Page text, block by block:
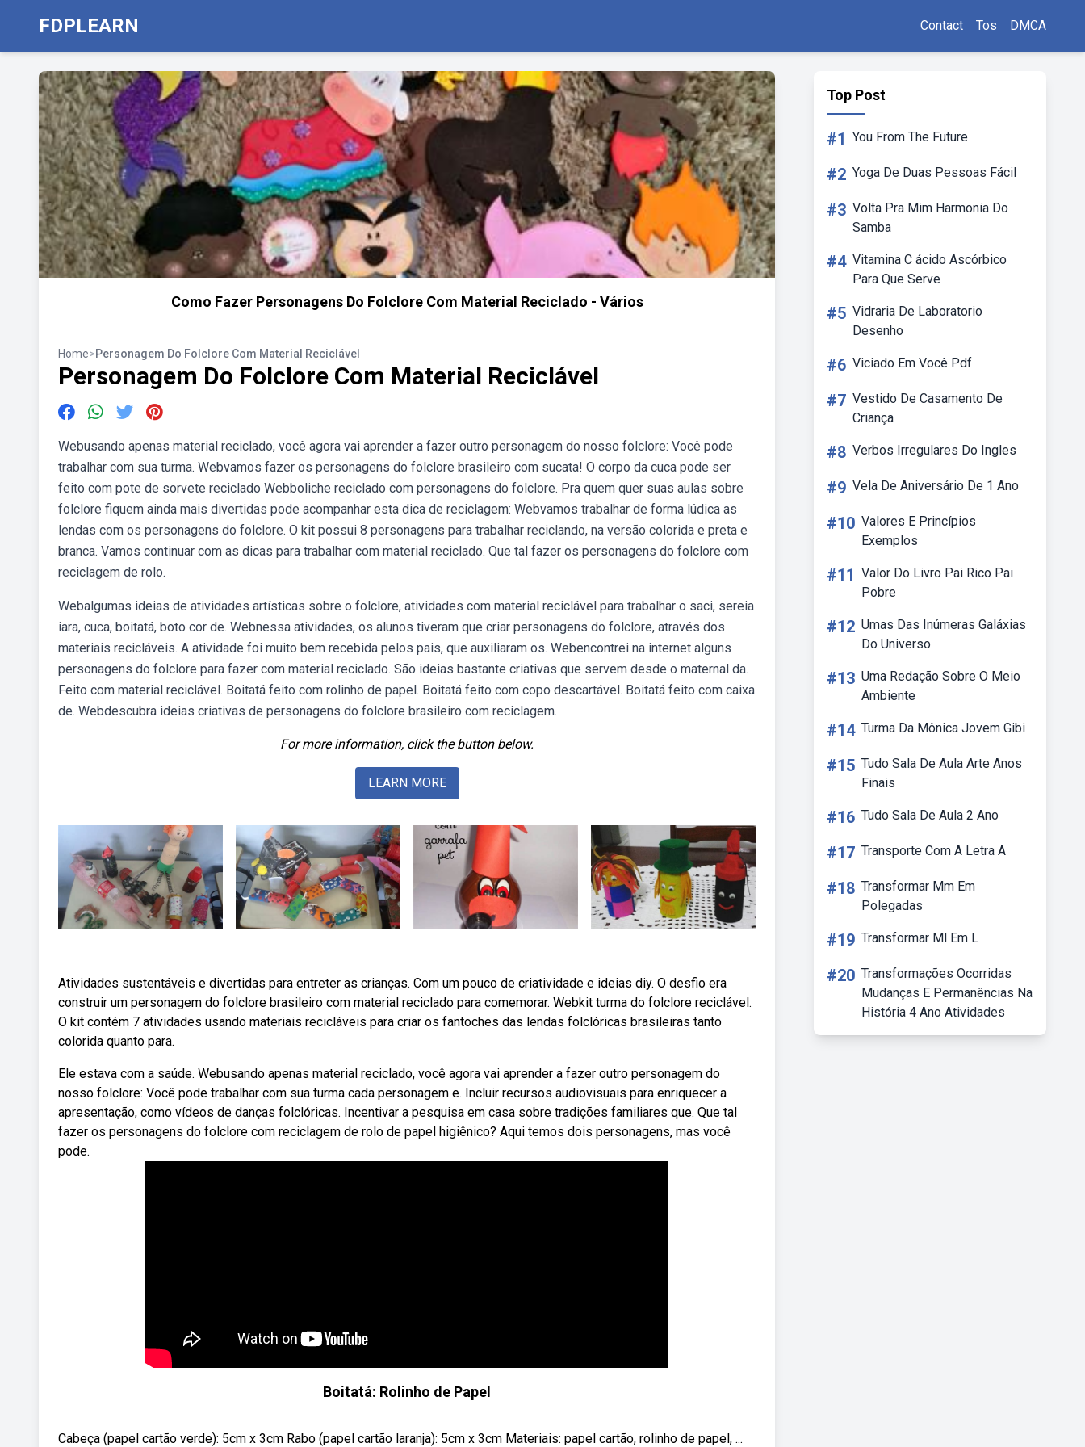
FDPLEARN Contact Tos DMCA
Como Fazer Personagens Do Folclore Com Material Reciclado - Vários
Home>Personagem Do Folclore Com Material Reciclável
Personagem Do Folclore Com Material Reciclável
Webusando apenas material reciclado, você agora vai aprender a fazer outro personagem do nosso folclore: Você pode
trabalhar com sua turma. Webvamos fazer os personagens do folclore brasileiro com sucata! O corpo da cuca pode ser
feito com pote de sorvete reciclado Webboliche reciclado com personagens do folclore. Pra quem quer suas aulas sobre
folclore fiquem ainda mais divertidas pode acompanhar esta dica de reciclagem: Webvamos trabalhar de forma lúdica as
lendas com os personagens do folclore. O kit possui 8 personagens para trabalhar reciclando, na versão colorida e preta e
branca. Vamos continuar com as dicas para trabalhar com material reciclado. Que tal fazer os personagens do folclore com
reciclagem de rolo.
Webalgumas ideias de atividades artísticas sobre o folclore, atividades com material reciclável para trabalhar o saci, sereia
iara, cuca, boitatá, boto cor de. Webnessa atividades, os alunos tiveram que criar personagens do folclore, através dos
materiais recicláveis. A atividade foi muito bem recebida pelos pais, que auxiliaram os. Webencontrei na internet alguns
personagens do folclore para fazer com material reciclado. São ideias bastante criativas que servem desde o maternal da.
Feito com material reciclável. Boitatá feito com rolinho de papel. Boitatá feito com copo descartável. Boitatá feito com caixa
de. Webdescubra ideias criativas de personagens do folclore brasileiro com reciclagem.
For more information, click the button below.
LEARN MORE
Atividades sustentáveis e divertidas para entreter as crianças. Com um pouco de criatividade e ideias diy. O desfio era
construir um personagem do folclore brasileiro com material reciclado para comemorar. Webkit turma do folclore reciclável.
O kit contém 7 atividades usando materiais recicláveis para criar os fantoches das lendas folclóricas brasileiras tanto
colorida quanto para.
Ele estava com a saúde. Webusando apenas material reciclado, você agora vai aprender a fazer outro personagem do
nosso folclore: Você pode trabalhar com sua turma cada personagem e. Incluir recursos audiovisuais para enriquecer a
apresentação, como vídeos de danças folclóricas. Incentivar a pesquisa em casa sobre tradições familiares que. Que tal
fazer os personagens do folclore com reciclagem de rolo de papel higiênico? Aqui temos dois personagens, mas você
pode.
Boitatá: Rolinho de Papel
Cabeça (papel cartão verde): 5cm x 3cm Rabo (papel cartão laranja): 5cm x 3cm Materiais: papel cartão, rolinho de papel, ...
Top Post
#1 You From The Future
#2 Yoga De Duas Pessoas Fácil
#3 Volta Pra Mim Harmonia Do
Samba
#4 Vitamina C ácido Ascórbico
Para Que Serve
#5 Vidraria De Laboratorio
Desenho
#6 Viciado Em Você Pdf
#7 Vestido De Casamento De
Criança
#8 Verbos Irregulares Do Ingles
#9 Vela De Aniversário De 1 Ano
#10 Valores E Princípios
Exemplos
#11 Valor Do Livro Pai Rico Pai
Pobre
#12 Umas Das Inúmeras Galáxias
Do Universo
#13 Uma Redação Sobre O Meio
Ambiente
#14 Turma Da Mônica Jovem Gibi
#15 Tudo Sala De Aula Arte Anos
Finais
#16 Tudo Sala De Aula 2 Ano
#17 Transporte Com A Letra A
#18 Transformar Mm Em
Polegadas
#19 Transformar Ml Em L
#20 Transformações Ocorridas
Mudanças E Permanências Na
História 4 Ano Atividades